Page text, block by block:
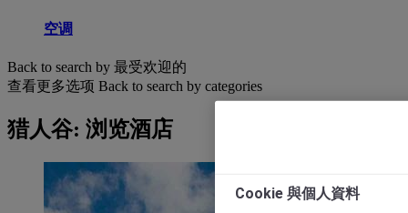
空调
Back to search by 最受欢迎的
查看更多选项 Back to search by categories
猎人谷: 浏览酒店
Cookie 與個人資料